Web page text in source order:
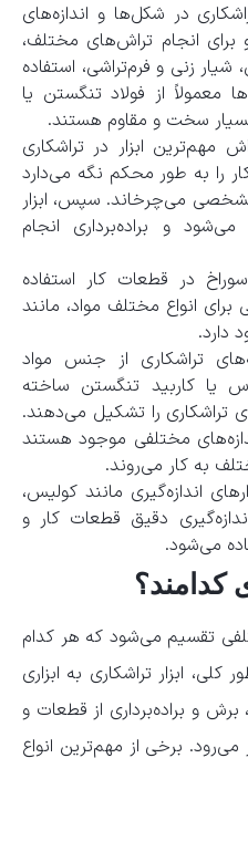
در شکل‌ها و اندازه‌های
انجام تراش‌های مختلف،
شیار زنی و فرم‌تراشی، استفاده
از فولاد تنگستن یا
سخت و مقاوم هستند.
مهم‌ترین ابزار در تراشکاری
را به طور محکم نگه می‌دارد
می‌چرخاند. سپس، ابزار
و براده‌برداری انجام
در قطعات کار استفاده
انواع مختلف مواد، مانند
دارد.
تراشکاری از جنس مواد
یا کاربید تنگستن ساخته
تراشکاری را تشکیل می‌دهند.
مختلفی موجود هستند
به کار می‌روند.
اندازه‌گیری مانند کولیس،
دقیق قطعات کار و
می‌شود.
کدامند؟
تقسیم می‌شود که هر کدام
ابزار تراشکاری به ابزاری
و براده‌برداری از قطعات و
برخی از مهم‌ترین انواع